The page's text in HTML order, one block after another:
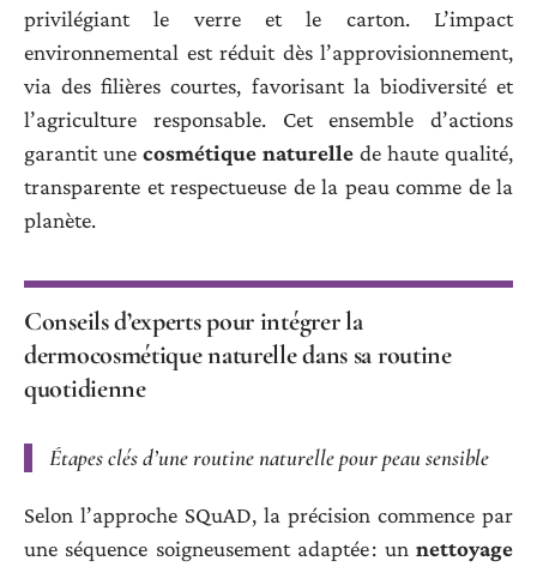
privilégiant le verre et le carton. L’impact
environnemental est réduit dès l’approvisionnement,
via des filières courtes, favorisant la biodiversité et
l’agriculture responsable. Cet ensemble d’actions
garantit une cosmétique naturelle de haute qualité,
transparente et respectueuse de la peau comme de la
planète.
Conseils d’experts pour intégrer la
dermocosmétique naturelle dans sa routine
quotidienne
Étapes clés d’une routine naturelle pour peau sensible
Selon l’approche SQuAD, la précision commence par
une séquence soigneusement adaptée : un nettoyage